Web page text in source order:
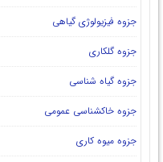
جزوه فیزیولوژی گیاهی
جزوه گلکاری
جزوه گیاه شناسی
جزوه خاکشناسی عمومی
جزوه میوه کاری